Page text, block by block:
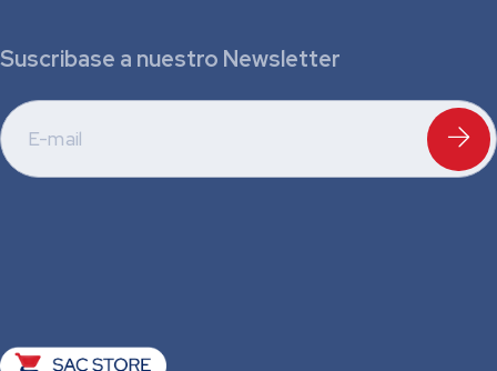
Suscribase a nuestro Newsletter